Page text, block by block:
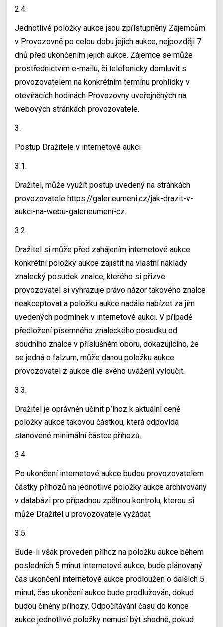
2.4.
Jednotlivé položky aukce jsou zpřístupněny Zájemcům
v Provozovně po celou dobu jejich aukce, nejpozději 7
dnů před ukončením jejich aukce. Zájemce se může
prostřednictvím e-mailu, či telefonicky domluvit s
provozovatelem na konkrétním termínu prohlídky v
otevíracích hodinách Provozovny uveřejněných na
webových stránkách provozovatele.
3.
Postup Dražitele v internetové aukci
3.1.
Dražitel, může využít postup uvedený na stránkách
provozovatele https://galerieumeni.cz/jak-drazit-v-
aukci-na-webu-galerieumeni-cz.
3.2.
Dražitel si může před zahájením internetové aukce
konkrétní položky aukce zajistit na vlastní náklady
znalecký posudek znalce, kterého si přizve.
provozovatel si vyhrazuje právo názor takového znalce
neakceptovat a položku aukce nadále nabízet za jím
uvedených podmínek v internetové aukci. V případě
předložení písemného znaleckého posudku od
soudního znalce v příslušném oboru, dokazujícího, že
se jedná o falzum, může danou položku aukce
provozovatel z aukce dle svého uvážení vyloučit.
3.3.
Dražitel je oprávněn učinit příhoz k aktuální ceně
položky aukce takovou částkou, která odpovídá
stanovené minimální částce příhozů.
3.4.
Po ukončení internetové aukce budou provozovatelem
částky příhozů na jednotlivé položky aukce archivovány
v databázi pro případnou zpětnou kontrolu, kterou si
může Dražitel u provozovatele vyžádat.
3.5.
Bude-li však proveden příhoz na položku aukce během
posledních 5 minut internetové aukce, bude plánovaný
čas ukončení internetové aukce prodloužen o dalších 5
minut, čas ukončení aukce bude prodlužován, dokud
budou činěny příhozy. Odpočítávání času do konce
aukce jednotlivé položky nemusí být shodné, pokud